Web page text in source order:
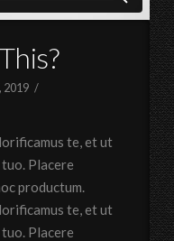
2019
te, et ut
Placere
productum.
te, et ut
Placere